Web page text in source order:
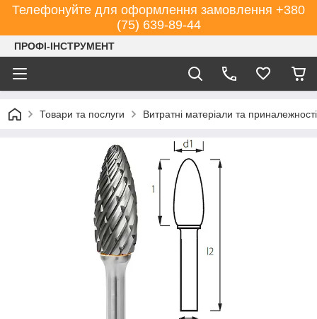
Телефонуйте для оформлення замовлення +380
(75) 639-89-44
ПРОФІ-ІНСТРУМЕНТ
Товари та послуги Витратні матеріали та